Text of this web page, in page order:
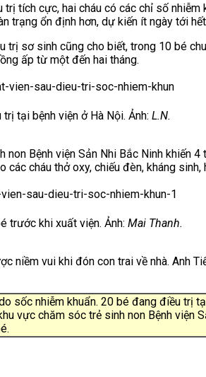
trị tích cực, hai cháu có các chỉ số nhiễm
trạng ổn định hơn, dự kiến ít ngày tới
sơ sinh cũng cho biết, trong 10 bé
ấp từ một đến hai tháng.
tại bệnh viện ở Hà Nội. Ảnh: L.N.
Bệnh viện Sản Nhi Bắc Ninh khiến
cháu thở oxy, chiếu đèn, kháng
trước khi xuất viện. Ảnh: Mai Thanh.
niềm vui khi đón con trai về nhà. Anh
sốc nhiễm khuẩn. 20 bé đang điều trị
vực chăm sóc trẻ sinh non Bệnh viện